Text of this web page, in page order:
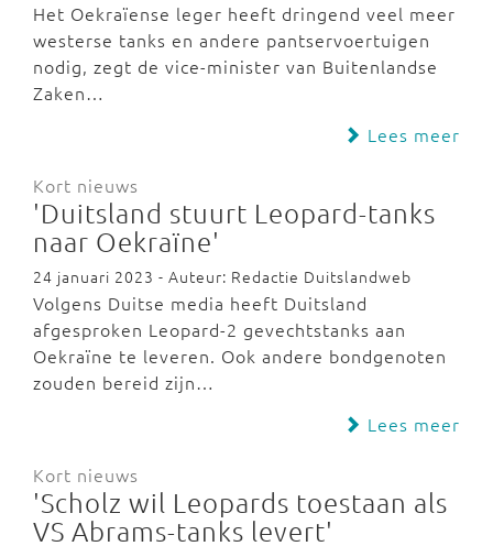
Het Oekraïense leger heeft dringend veel meer
westerse tanks en andere pantservoertuigen
nodig, zegt de vice-minister van Buitenlandse
Zaken…
Lees meer
Kort nieuws
'Duitsland stuurt Leopard-tanks
naar Oekraïne'
24 januari 2023 - Auteur: Redactie Duitslandweb
Volgens Duitse media heeft Duitsland
afgesproken Leopard-2 gevechtstanks aan
Oekraïne te leveren. Ook andere bondgenoten
zouden bereid zijn…
Lees meer
Kort nieuws
'Scholz wil Leopards toestaan als
VS Abrams-tanks levert'